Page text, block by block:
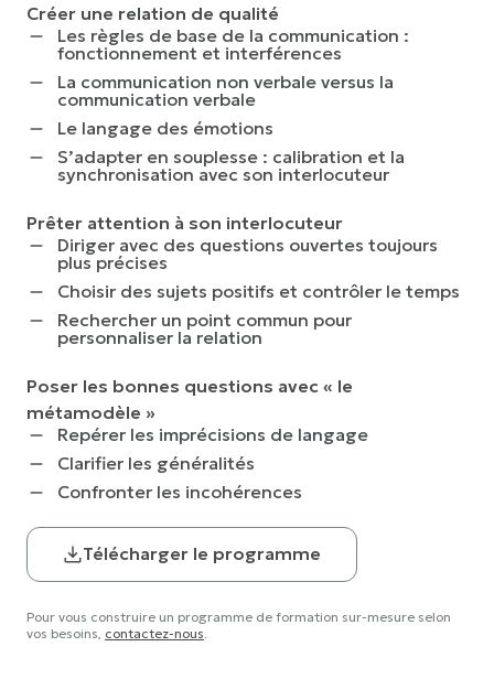
Créer une relation de qualité
Les règles de base de la communication :
fonctionnement et interférences
La communication non verbale versus la
communication verbale
Le langage des émotions
S’adapter en souplesse : calibration et la
synchronisation avec son interlocuteur
Prêter attention à son interlocuteur
Diriger avec des questions ouvertes toujours
plus précises
Choisir des sujets positifs et contrôler le temps
Rechercher un point commun pour
personnaliser la relation
Poser les bonnes questions avec « le
métamodèle »
Repérer les imprécisions de langage
Clarifier les généralités
Confronter les incohérences
Télécharger le programme
Pour vous construire un programme de formation sur-mesure selon
vos besoins, contactez-nous